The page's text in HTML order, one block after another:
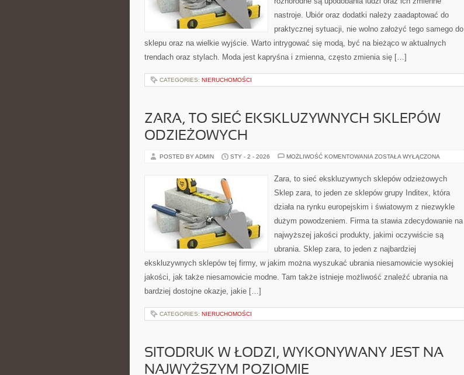
nastroje. Ubiór oraz dodatki należy zaadaptować do
praktycznej sytuacji, nie wolno założyć tego samego do
sklepu oraz na wielkie wyjście. Warto intrygować się modą, być na bieżąco w aktualnych
trendach oraz stylach. Moda jest kapryśna i zmienna, często zmienia się […]
CATEGORIES: NIERUCHOMOŚCI
ZARA, TO SIEĆ EKSKLUZYWNYCH SKLEPÓW
ODZIEŻOWYCH
POSTED BY ADMIN STY - 2 - 2026 MOŻLIWOŚĆ KOMENTOWANIA ZARA,
EKSKLUZYWNYCH
SKLEPÓW
ZOSTAŁA WYŁĄCZONA
Zara, to sieć ekskluzywnych sklepów odzieżowych
Sklep zara, to jeden ze sklepów grupy Inditex, która
działa na rynku europejskim i światowym z niezwykle
dużym powodzeniem. Firma ta stawia zdecydowanie na
najwyższej jakości produkty, jakimi oczywiście są
ubrania. Sklep zara, to jeden z najbardziej
ekskluzywnych sklepów tej firmy, w jakim można wyszukać ubrania niesamowicie wysokiej
jakości, jak także niesamowicie modne. Tam także istnieje możliwość znaleźć ubrania na
bardziej dostojne okazje, jakie […]
CATEGORIES: NIERUCHOMOŚCI
SITODRUK W ŁODZI, WYKONYWANY JEST NA
NAJWYŻSZYM POZIOMIE